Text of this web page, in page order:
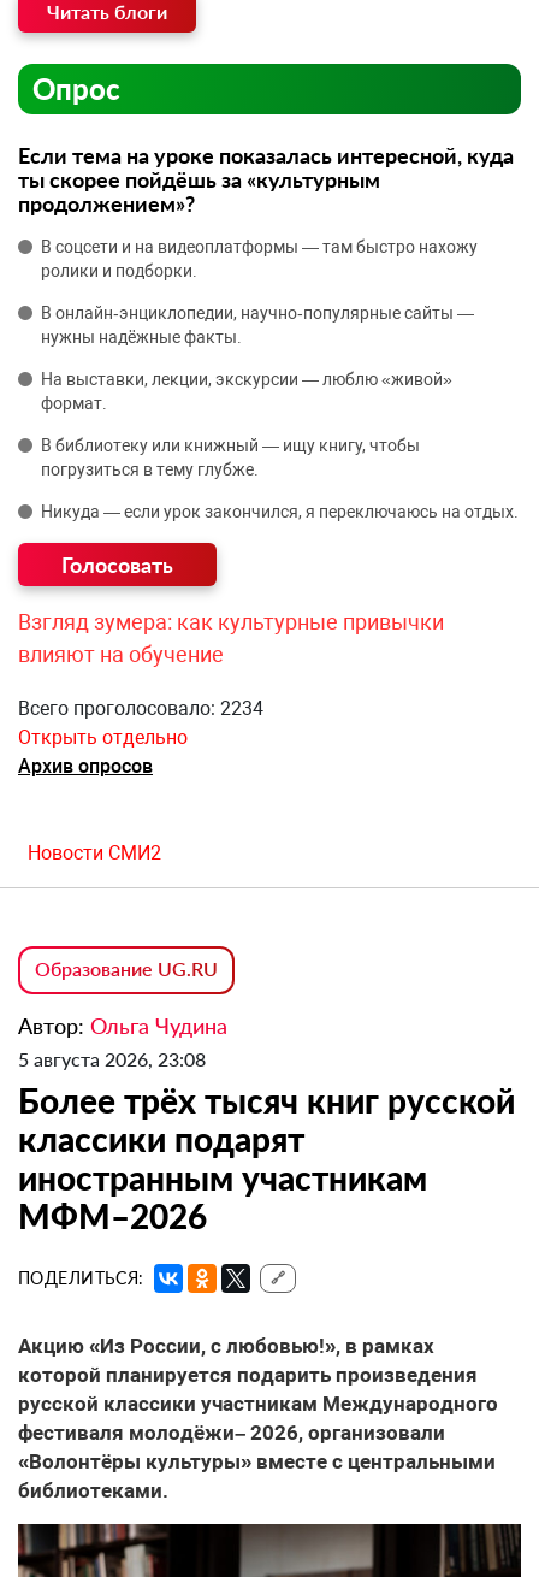
Читать блоги
Опрос
Если тема на уроке показалась интересной, куда
ты скорее пойдёшь за «культурным
продолжением»?
В соцсети и на видеоплатформы — там быстро нахожу
ролики и подборки.
В онлайн‑энциклопедии, научно‑популярные сайты —
нужны надёжные факты.
На выставки, лекции, экскурсии — люблю «живой»
формат.
В библиотеку или книжный — ищу книгу, чтобы
погрузиться в тему глубже.
Никуда — если урок закончился, я переключаюсь на отдых.
Взгляд зумера: как культурные привычки
влияют на обучение
Всего проголосовало: 2234
Открыть отдельно
Архив опросов
Новости СМИ2
Образование UG.RU
Автор: Ольга Чудина
5 августа 2026, 23:08
Более трёх тысяч книг русской
классики подарят
иностранным участникам
МФМ–2026
ПОДЕЛИТЬСЯ: 🔗
Акцию «Из России, с любовью!», в рамках
которой планируется подарить произведения
русской классики участникам Международного
фестиваля молодёжи– 2026, организовали
«Волонтёры культуры» вместе с центральными
библиотеками.